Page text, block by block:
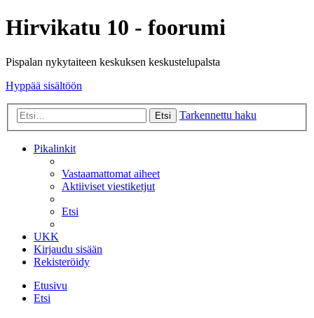
Hirvikatu 10 - foorumi
Pispalan nykytaiteen keskuksen keskustelupalsta
Hyppää sisältöön
Etsi Tarkennettu haku
Pikalinkit
Vastaamattomat aiheet
Aktiiviset viestiketjut
Etsi
UKK
Kirjaudu sisään
Rekisteröidy
Etusivu
Etsi